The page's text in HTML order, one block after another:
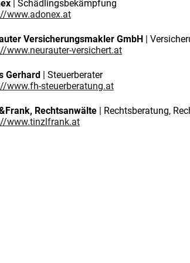
| Schädlingsbekämpfung
www.adonex.at
Versicherungsmakler GmbH
|
www.neurauter-versichert.at
Gerhard
| Steuerberater
www.fh-steuerberatung.at
Rechtsanwälte | Rechtsberatung,
www.tinzlfrank.at